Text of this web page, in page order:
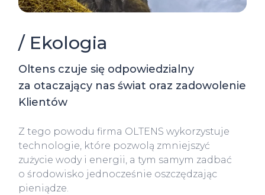
/ Ekologia
Oltens czuje się odpowiedzialny
za otaczający nas świat oraz zadowolenie
Klientów
Z tego powodu firma OLTENS wykorzystuje
technologie, które pozwolą zmniejszyć
zużycie wody i energii, a tym samym zadbać
o środowisko jednocześnie oszczędzając
pieniądze.